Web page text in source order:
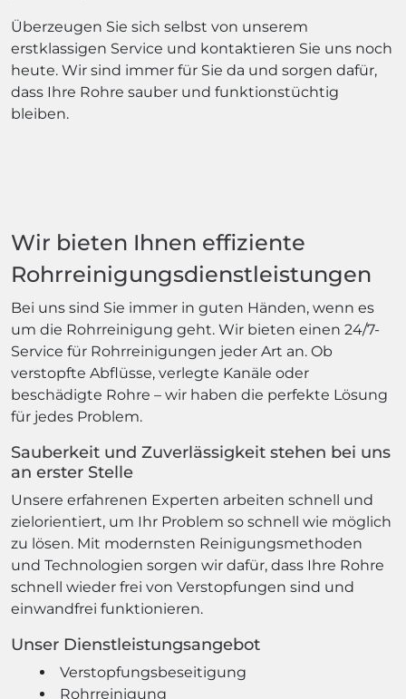
Überzeugen Sie sich selbst von unserem
erstklassigen Service und kontaktieren Sie uns noch
heute. Wir sind immer für Sie da und sorgen dafür,
dass Ihre Rohre sauber und funktionstüchtig
bleiben.
Wir bieten Ihnen effiziente
Rohrreinigungsdienstleistungen
Bei uns sind Sie immer in guten Händen, wenn es
um die Rohrreinigung geht. Wir bieten einen 24/7-
Service für Rohrreinigungen jeder Art an. Ob
verstopfte Abflüsse, verlegte Kanäle oder
beschädigte Rohre – wir haben die perfekte Lösung
Sauberkeit und Zuverlässigkeit stehen bei uns
an erster Stelle